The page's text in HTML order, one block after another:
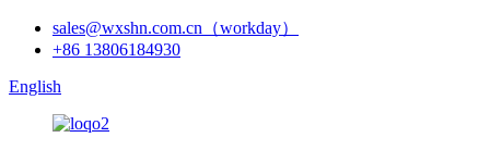
sales@wxshn.com.cn（workday）
+86 13806184930
English